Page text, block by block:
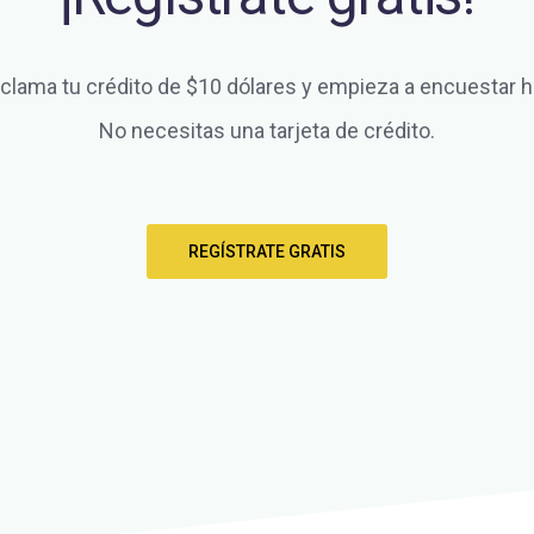
tu crédito de $10 dólares y empieza a encuestar
No necesitas una tarjeta de crédito.
REGÍSTRATE GRATIS